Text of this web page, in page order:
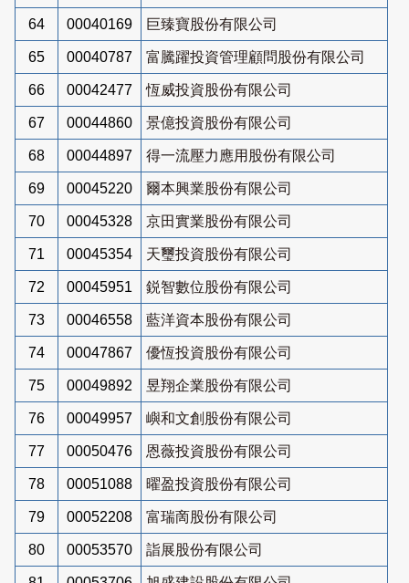
64 00040169 巨臻寶股份有限公司
65 00040787 富騰躍投資管理顧問股份有限公司
66 00042477 恆威投資股份有限公司
67 00044860 景億投資股份有限公司
68 00044897 得一流壓力應用股份有限公司
69 00045220 爾本興業股份有限公司
70 00045328 京田實業股份有限公司
71 00045354 天璽投資股份有限公司
72 00045951 鋭智數位股份有限公司
73 00046558 藍洋資本股份有限公司
74 00047867 優恆投資股份有限公司
75 00049892 昱翔企業股份有限公司
76 00049957 嶼和文創股份有限公司
77 00050476 恩薇投資股份有限公司
78 00051088 曜盈投資股份有限公司
79 00052208 富瑞啇股份有限公司
80 00053570 詣展股份有限公司